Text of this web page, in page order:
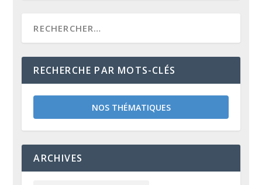
RECHERCHE PAR MOTS-CLÉS
NOS THÉMATIQUES
ARCHIVES